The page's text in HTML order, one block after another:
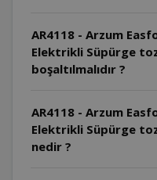
AR4118 - Arzum
Elektrikli Süpürge
boşaltılmalıdır ?
AR4118 - Arzum
Elektrikli Süpürge
nedir ?